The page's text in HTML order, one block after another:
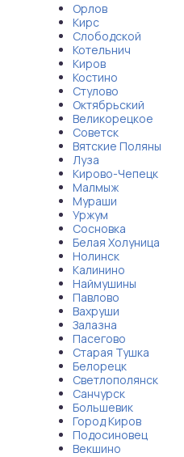
Орлов
Кирс
Слободской
Котельнич
Киров
Костино
Стулово
Октябрьский
Великорецкое
Советск
Вятские Поляны
Луза
Кирово-Чепецк
Малмыж
Мураши
Уржум
Сосновка
Белая Холуница
Нолинск
Калинино
Наймушины
Павлово
Вахруши
Залазна
Пасегово
Старая Тушка
Белорецк
Светлополянск
Санчурск
Большевик
Город Киров
Подосиновец
Векшино